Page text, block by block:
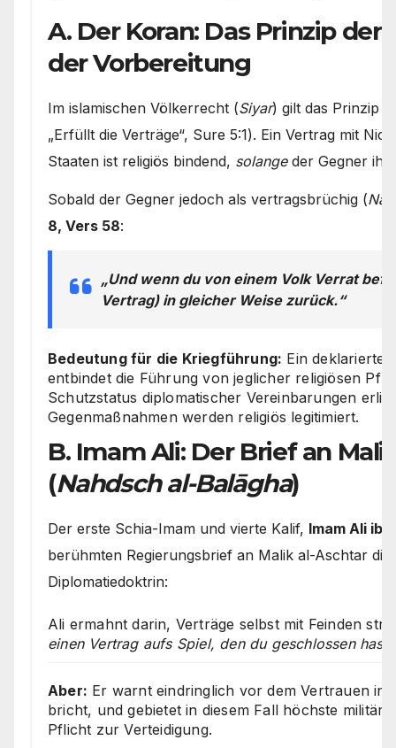
A. Der Koran: Das Prinzip
der Vorbereitung
Im islamischen Völkerrecht (Siyar) gilt das Prinzip
„Erfüllt die Verträge“, Sure 5:1). Ein Vertrag mit
Staaten ist religiös bindend, solangeder Gegner ihn
Sobald der Gegner jedoch als vertragsbrüchig (
8, Vers 58:
„Und wenn du von einem Volk Verrat
Vertrag) in gleicher Weise zurück.“
Bedeutung für die Kriegführung: Ein
entbindet die Führung von jeglicher religiösen
Schutzstatus diplomatischer Vereinbarungen
Gegenmaßnahmen werden religiös legitimiert.
B. Imam Ali: Der Brief an
(Nahdsch al-Balāgha)
Der erste Schia-Imam und vierte Kalif, Imam Ali
berühmten Regierungsbrief an Malik al-Aschtar
Diplomatiedoktrin:
Ali ermahnt darin, Verträge selbst mit Feinden
einen Vertrag aufs Spiel, den du geschlossen hast“
Aber: Er warnt eindringlich vor dem Vertrauen in
bricht, und gebietet in diesem Fall höchste
Pflicht zur Verteidigung.